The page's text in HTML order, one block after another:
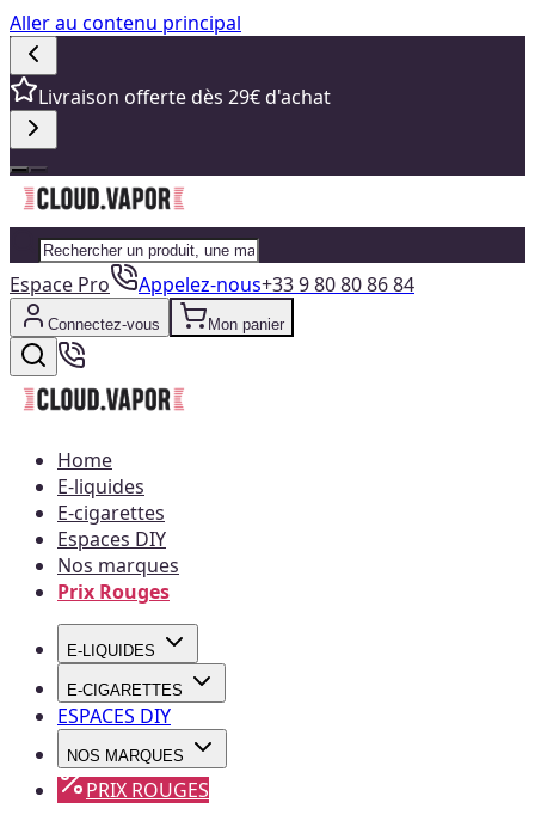
Aller au contenu principal
Livraison offerte dès 29€ d'achat
Espace Pro Appelez-nous+33 9 80 80 86 84
Connectez-vous Mon panier
Home
E-liquides
E-cigarettes
Espaces DIY
Nos marques
Prix Rouges
E-LIQUIDES
E-CIGARETTES
ESPACES DIY
NOS MARQUES
PRIX ROUGES